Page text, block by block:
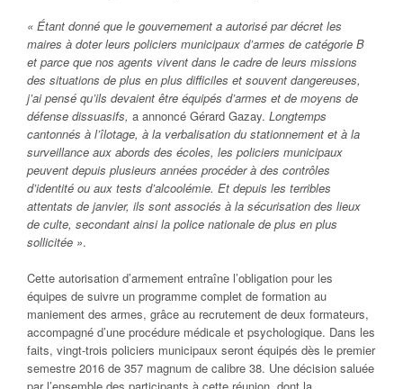
« Étant donné que le gouvernement a autorisé par décret les
maires à doter leurs policiers municipaux d’armes de catégorie B
et parce que nos agents vivent dans le cadre de leurs missions
des situations de plus en plus difficiles et souvent dangereuses,
j’ai pensé qu’ils devaient être équipés d’armes et de moyens de
défense dissuasifs, a annoncé Gérard Gazay. Longtemps
cantonnés à l’îlotage, à la verbalisation du stationnement et à la
surveillance aux abords des écoles, les policiers municipaux
peuvent depuis plusieurs années procéder à des contrôles
d’identité ou aux tests d’alcoolémie. Et depuis les terribles
attentats de janvier, ils sont associés à la sécurisation des lieux
de culte, secondant ainsi la police nationale de plus en plus
sollicitée ».
Cette autorisation d’armement entraîne l’obligation pour les
équipes de suivre un programme complet de formation au
maniement des armes, grâce au recrutement de deux formateurs,
accompagné d’une procédure médicale et psychologique. Dans les
faits, vingt-trois policiers municipaux seront équipés dès le premier
semestre 2016 de 357 magnum de calibre 38. Une décision saluée